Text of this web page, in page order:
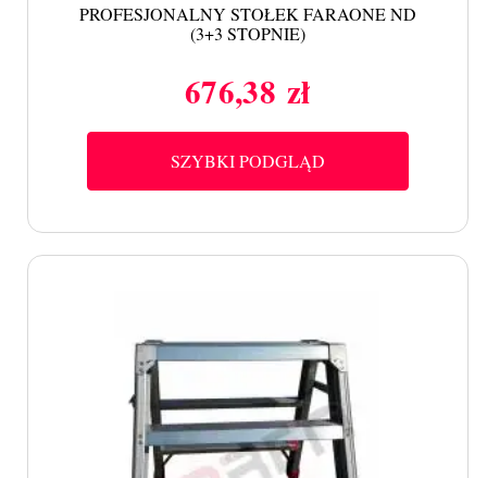
PROFESJONALNY STOŁEK FARAONE ND
(3+3 STOPNIE)
Cena
676,38 zł
SZYBKI PODGLĄD